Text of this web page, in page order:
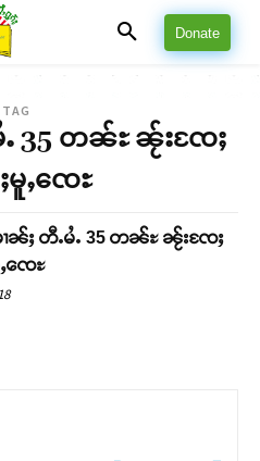
Donate
TAG
35 တၼ်ႊ ၼႂ်းၸႄႈ
ႇၸေႊ
ၼ်ႈ တီႉမႆႉ 35 တၼ်ႊ ၼႂ်းၸႄႈ
ၸေႊ